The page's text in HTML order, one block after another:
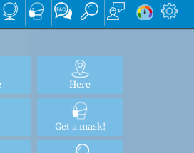
Here
Get a mask!